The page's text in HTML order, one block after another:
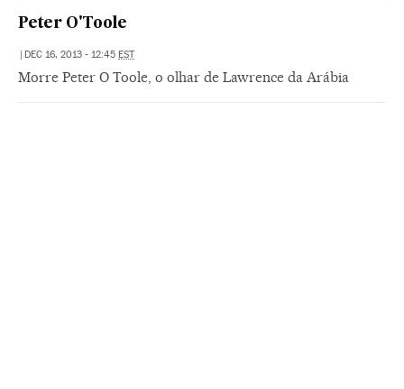
Peter O'Toole
| DEC 16, 2013 - 12:45 EST
Morre Peter O Toole, o olhar de Lawrence da Arábia